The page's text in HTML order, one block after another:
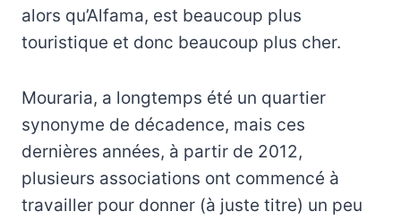
alors qu’Alfama, est beaucoup plus
touristique et donc beaucoup plus cher.
Mouraria, a longtemps été un quartier
synonyme de décadence, mais ces
dernières années, à partir de 2012,
plusieurs associations ont commencé à
travailler pour donner (à juste titre) un peu